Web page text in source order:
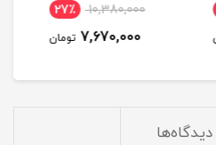
10,380,000 27٪
7,670,000 تومان
دیدگاه‌ها